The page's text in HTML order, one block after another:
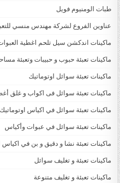
طبات الومنيوم فويل
عناوين الفروع لشركة مهندس منسي
ماكينات اندكشن سيل تلحم اغطية العبوات
ماكينات تعبئة حبوب و حبيبات وتعبئة
ماكينات تعبئة سوائل اوتوماتيك
ماكينات تعبئة سوائل فى اكواب و غلق
ماكينات تعبئة سوائل في اكياس اوتوماتيك
ماكينات تعبئة سوائل في عبوات وأكياس
ماكينات تعبئة نشا و دقيق و بن في اكياس
ماكينات تعبئة و تغليف سوائل
ماكينات تعبئة و تغليف متنوعة